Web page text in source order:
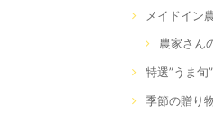
メイドイン
農家さん
特選”うま旬
季節の贈り